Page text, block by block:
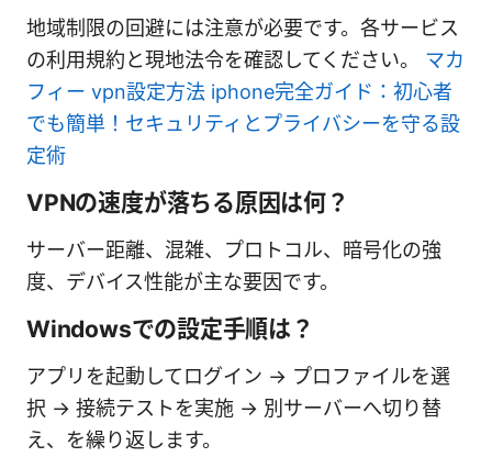
地域制限の回避には注意が必要です。各サービス
の利用規約と現地法令を確認してください。 マカ
フィー vpn設定方法 iphone完全ガイド：初心者
でも簡単！セキュリティとプライバシーを守る設
定術
VPNの速度が落ちる原因は何？
サーバー距離、混雑、プロトコル、暗号化の強
度、デバイス性能が主な要因です。
Windowsでの設定手順は？
アプリを起動してログイン → プロファイルを選
択 → 接続テストを実施 → 別サーバーへ切り替
え、を繰り返します。